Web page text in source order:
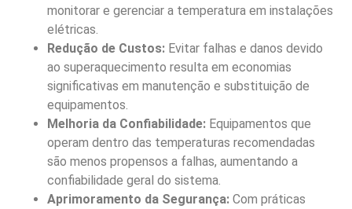
monitorar e gerenciar a temperatura em instalações
elétricas.
Redução de Custos: Evitar falhas e danos devido
ao superaquecimento resulta em economias
significativas em manutenção e substituição de
equipamentos.
Melhoria da Confiabilidade: Equipamentos que
operam dentro das temperaturas recomendadas
são menos propensos a falhas, aumentando a
confiabilidade geral do sistema.
Aprimoramento da Segurança: Com práticas